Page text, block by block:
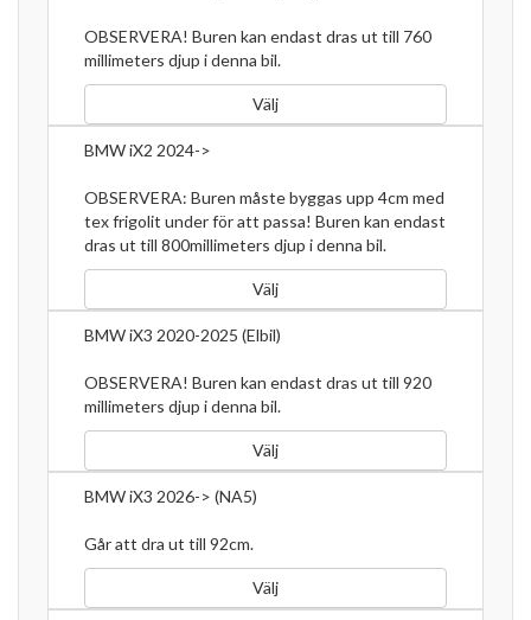
OBSERVERA! Buren kan endast dras ut till 760
millimeters djup i denna bil.
Välj
BMW iX2 2024->
OBSERVERA: Buren måste byggas upp 4cm med
tex frigolit under för att passa! Buren kan endast
dras ut till 800millimeters djup i denna bil.
Välj
BMW iX3 2020-2025 (Elbil)
OBSERVERA! Buren kan endast dras ut till 920
millimeters djup i denna bil.
Välj
BMW iX3 2026-> (NA5)
Går att dra ut till 92cm.
Välj